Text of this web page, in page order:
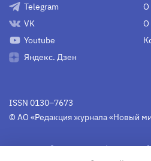
Telegram
VK
Youtube
Яндекс. Дзен
О
О
ISSN 0130–7673
© АО «Редакция журнала «Новый
Свидетельство
связи, информационных